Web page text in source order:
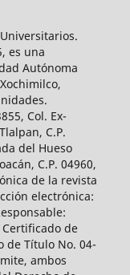
es una
Autónoma
Col. Ex-
C.P.
del Hueso
C.P. 04960,
de la revista
electrónica:
Certificado de
de Título No. 04-
ambos